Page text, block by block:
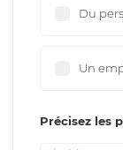
Du
Un
Précisez les